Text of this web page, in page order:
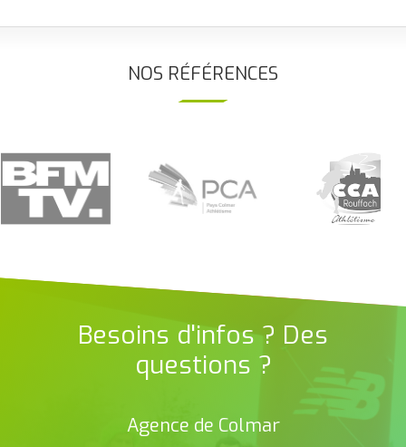
NOS RÉFÉRENCES
Besoins d'infos ? Des
questions ?
Agence de Colmar